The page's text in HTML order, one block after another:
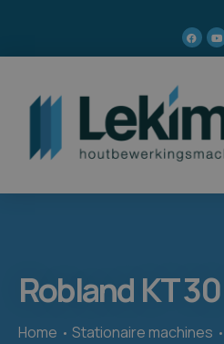
Robland KT
Home Stationaire machines